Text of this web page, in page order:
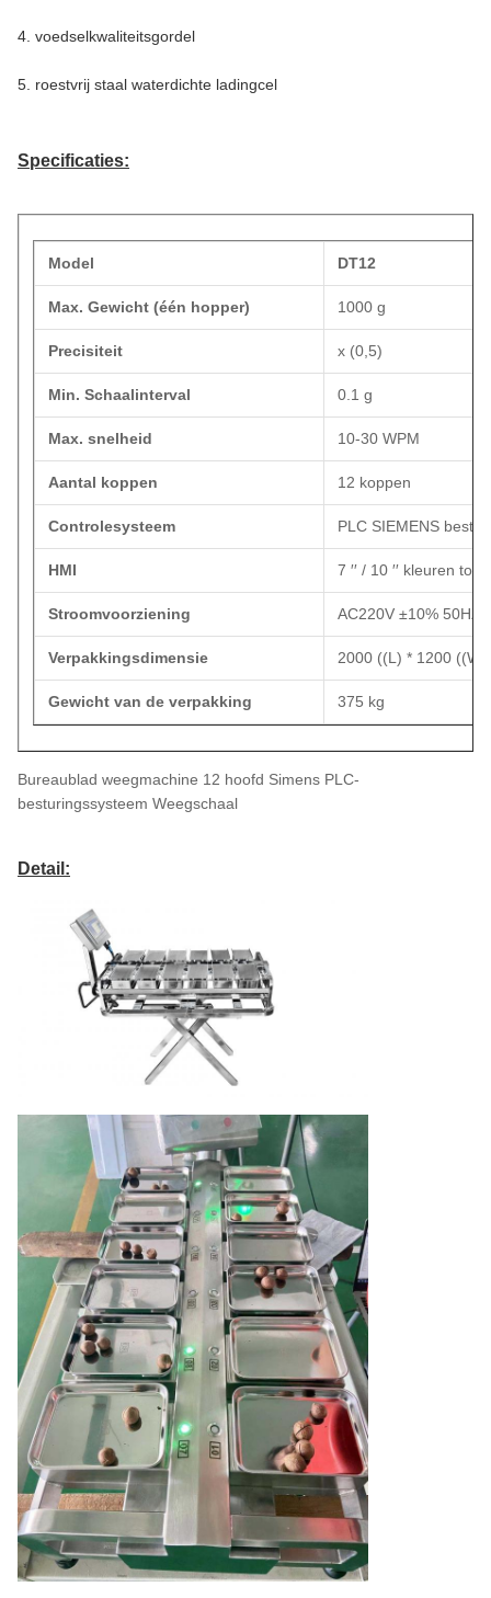
4. voedselkwaliteitsgordel
5. roestvrij staal waterdichte ladingcel
Specificaties:
Model DT12
Max. Gewicht (één hopper) 1000 g
Precisiteit x (0,5)
Min. Schaalinterval 0.1 g
Max. snelheid 10-30 WPM
Aantal koppen 12 koppen
Controlesysteem PLC SIEMENS
HMI 7 ′′ / 10 ′′ kleuren
Stroomvoorziening AC220V ±10% 50HZ
Verpakkingsdimensie 2000 ((L) * 1200
Gewicht van de verpakking 375 kg
Bureaublad weegmachine 12 hoofd Simens PLC-
besturingssysteem Weegschaal
Detail: